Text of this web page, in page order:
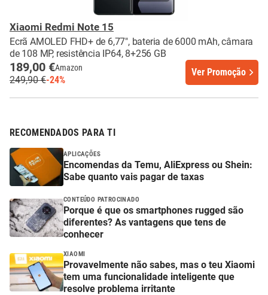
Xiaomi Redmi Note 15
Ecrã AMOLED FHD+ de 6,77", bateria de 6000 mAh, câmara
de 108 MP, resistência IP64, 8+256 GB
189,00 €Amazon
249,90 €-24%
Ver Promoção
RECOMENDADOS PARA TI
APLICAÇÕES
Encomendas da Temu, AliExpress ou Shein:
Sabe quanto vais pagar de taxas
CONTEÚDO PATROCINADO
Porque é que os smartphones rugged são
diferentes? As vantagens que tens de
conhecer
XIAOMI
Provavelmente não sabes, mas o teu Xiaomi
tem uma funcionalidade inteligente que
resolve problema irritante